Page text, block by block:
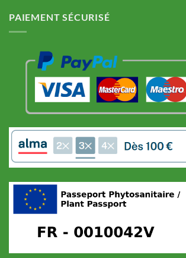
PAIEMENT SÉCURISÉ